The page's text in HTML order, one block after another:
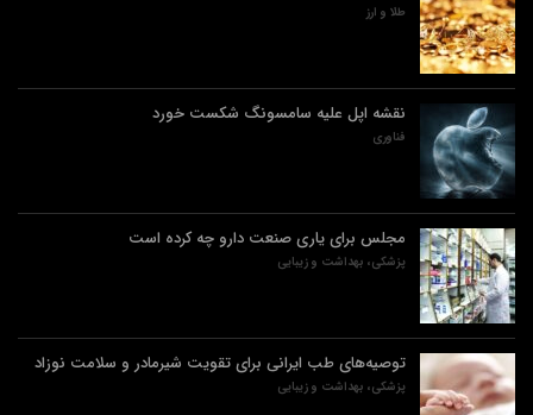
طلا و ارز
نقشه اپل علیه سامسونگ شکست خورد
فناوری
مجلس برای یاری صنعت دارو چه کرده است
پزشکی، بهداشت و زیبایی
توصیه‌های طب ایرانی برای تقویت شیرمادر و سلامت نوزاد
پزشکی، بهداشت و زیبایی